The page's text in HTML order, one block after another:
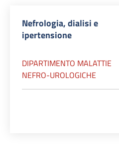
Nefrologia, dialisi e
ipertensione
DIPARTIMENTO MALATTIE
NEFRO-UROLOGICHE